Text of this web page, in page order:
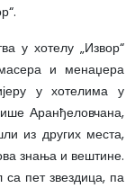
у хотелу „Извор“
и менаџера
у хотелима у
Аранђеловчана,
из других места,
знања и вештине.
пет звездица, па